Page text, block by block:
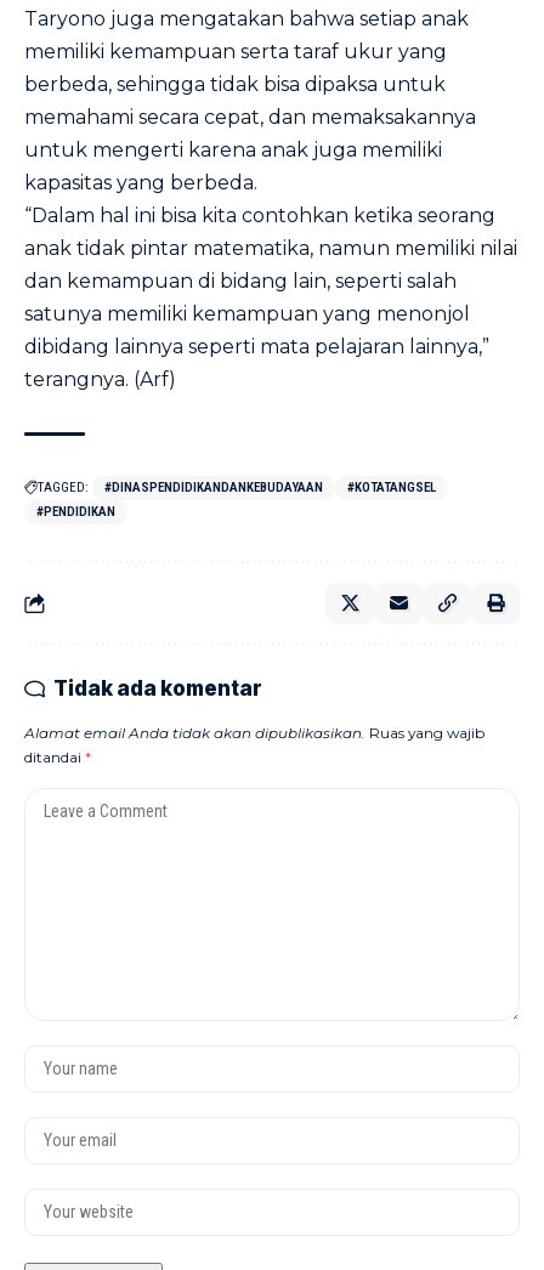
Taryono juga mengatakan bahwa setiap anak
memiliki kemampuan serta taraf ukur yang
berbeda, sehingga tidak bisa dipaksa untuk
memahami secara cepat, dan memaksakannya
untuk mengerti karena anak juga memiliki
kapasitas yang berbeda.
“Dalam hal ini bisa kita contohkan ketika seorang
anak tidak pintar matematika, namun memiliki nilai
dan kemampuan di bidang lain, seperti salah
satunya memiliki kemampuan yang menonjol
dibidang lainnya seperti mata pelajaran lainnya,”
terangnya. (Arf)
TAGGED: #DINASPENDIDIKANDANKEBUDAYAAN
#KOTATANGSEL
#PENDIDIKAN
Tidak ada komentar
Alamat email Anda tidak akan dipublikasikan. Ruas yang wajib
ditandai *